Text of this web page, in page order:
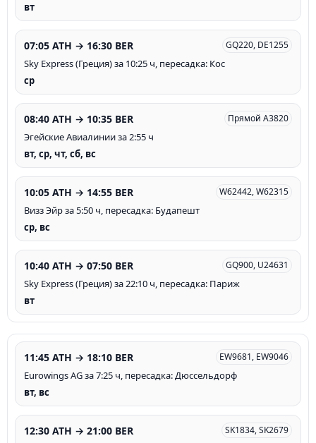
вт
07:05 ATH → 16:30 BER GQ220, DE1255
Sky Express (Греция) за 10:25 ч, пересадка: Кос
ср
08:40 ATH → 10:35 BER Прямой A3820
Эгейские Авиалинии за 2:55 ч
вт, ср, чт, сб, вс
10:05 ATH → 14:55 BER W62442, W62315
Визз Эйр за 5:50 ч, пересадка: Будапешт
ср, вс
10:40 ATH → 07:50 BER GQ900, U24631
Sky Express (Греция) за 22:10 ч, пересадка: Париж
вт
11:45 ATH → 18:10 BER EW9681, EW9046
Eurowings AG за 7:25 ч, пересадка: Дюссельдорф
вт, вс
12:30 ATH → 21:00 BER SK1834, SK2679